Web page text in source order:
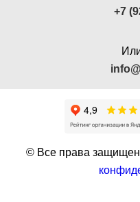
+7
© Все права